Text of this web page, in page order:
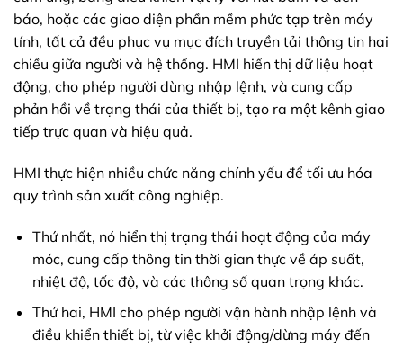
báo, hoặc các giao diện phần mềm phức tạp trên máy
tính, tất cả đều phục vụ mục đích truyền tải thông tin hai
chiều giữa người và hệ thống. HMI hiển thị dữ liệu hoạt
động, cho phép người dùng nhập lệnh, và cung cấp
phản hồi về trạng thái của thiết bị, tạo ra một kênh giao
tiếp trực quan và hiệu quả.
HMI thực hiện nhiều chức năng chính yếu để tối ưu hóa
quy trình sản xuất công nghiệp.
Thứ nhất, nó hiển thị trạng thái hoạt động của máy
móc, cung cấp thông tin thời gian thực về áp suất,
nhiệt độ, tốc độ, và các thông số quan trọng khác.
Thứ hai, HMI cho phép người vận hành nhập lệnh và
điều khiển thiết bị, từ việc khởi động/dừng máy đến